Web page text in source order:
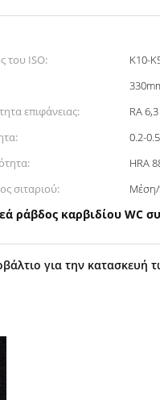
του ISO:
K10-
επιφάνειας:
RA 6,3
0.2-0.5
HRA
σιταριού:
Μέση/
ράβδος καρβιδίου WC
για την κατασκευή